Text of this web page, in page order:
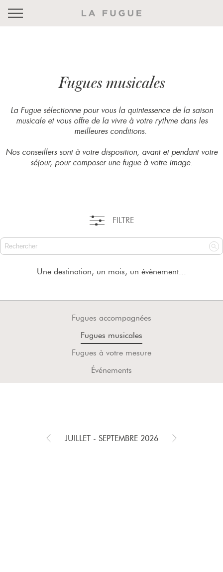
Fugues musicales
La Fugue sélectionne pour vous la quintessence de la saison
musicale et vous offre de la vivre à votre rythme dans les
meilleures conditions.
Nos conseillers sont à votre disposition, avant et pendant votre
séjour, pour composer une fugue à votre image.
FILTRE
Une destination, un mois, un évènement...
Fugues accompagnées
Fugues musicales
Fugues à votre mesure
Événements
JUILLET - SEPTEMBRE 2026